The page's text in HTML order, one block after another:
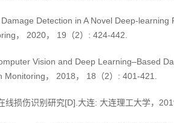
Detection in A Novel Deep-
， 2020， 19（2）: 424-442.
Vision and Deep Learning–Based
， 2018， 18（2）: 401-421.
损伤识别研究[D].大连: 大连理工大学，